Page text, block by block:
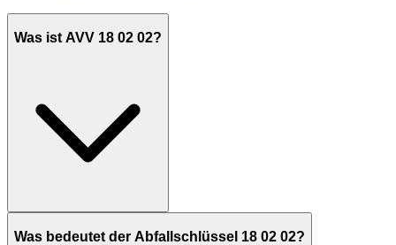
Was ist AVV 18 02 02?
Was bedeutet der Abfallschlüssel 18 02 02?